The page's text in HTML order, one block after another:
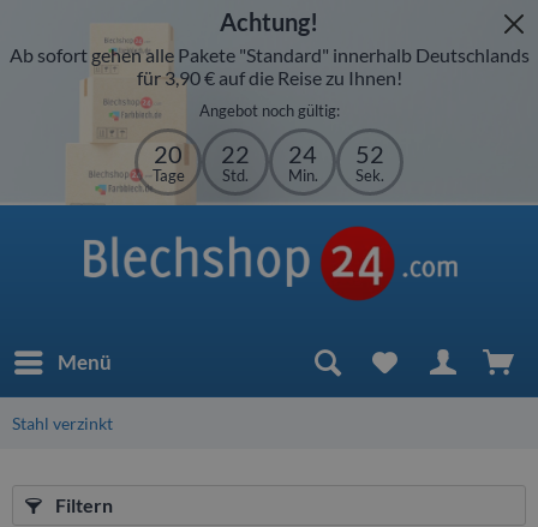
Achtung!
Ab sofort gehen alle Pakete "Standard" innerhalb Deutschlands
für 3,90 € auf die Reise zu Ihnen!
Angebot noch gültig:
20
Tage
22
Std.
24
Min.
51
Sek.
Menü
Stahl verzinkt
Filtern